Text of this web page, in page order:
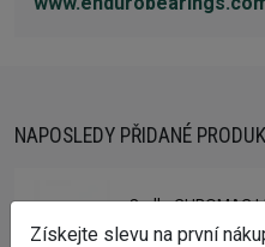
NAPOSLEDY PŘIDANÉ
Sedlo CHROMAG
2 357,53 Kč
Získejte slevu na první